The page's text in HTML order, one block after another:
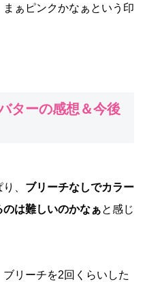
ぁピンクかなぁという印
ターの感想＆今後
、 ブリーチなしでカラー
は難しいのかなぁと感じ
リーチを2回くらいした